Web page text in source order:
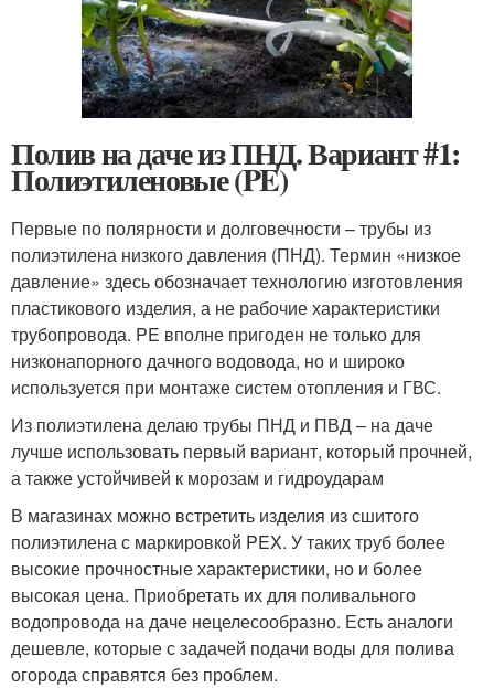
Полив на даче из ПНД. Вариант #1:
Полиэтиленовые (PE)
Первые по полярности и долговечности – трубы из
полиэтилена низкого давления (ПНД). Термин «низкое
давление» здесь обозначает технологию изготовления
пластикового изделия, а не рабочие характеристики
трубопровода. PE вполне пригоден не только для
низконапорного дачного водовода, но и широко
используется при монтаже систем отопления и ГВС.
Из полиэтилена делаю трубы ПНД и ПВД – на даче
лучше использовать первый вариант, который прочней,
а также устойчивей к морозам и гидроударам
В магазинах можно встретить изделия из сшитого
полиэтилена с маркировкой PEX. У таких труб более
высокие прочностные характеристики, но и более
высокая цена. Приобретать их для поливального
водопровода на даче нецелесообразно. Есть аналоги
дешевле, которые с задачей подачи воды для полива
огорода справятся без проблем.